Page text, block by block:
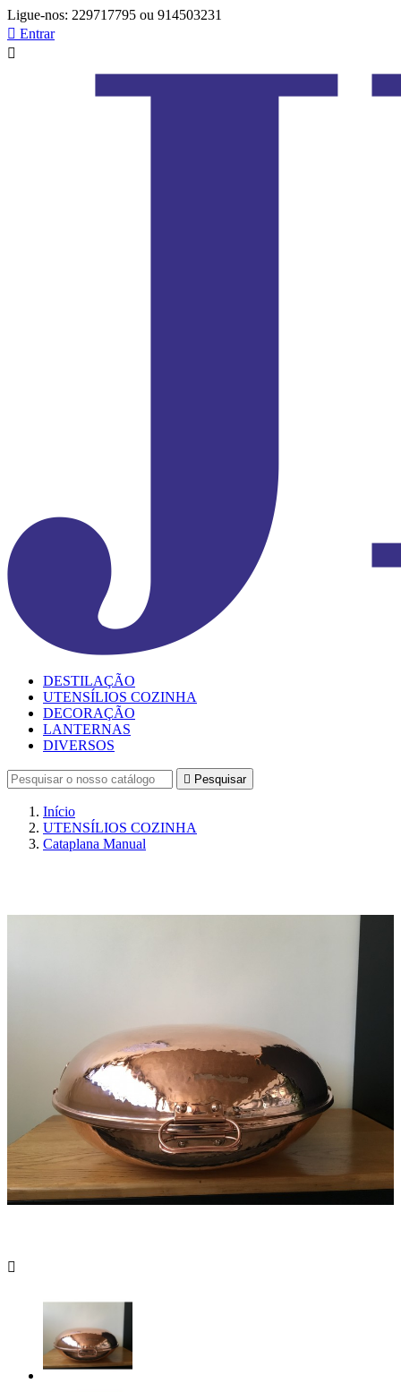
Ligue-nos: 229717795 ou 914503231
 Entrar

DESTILAÇÃO
UTENSÍLIOS COZINHA
DECORAÇÃO
LANTERNAS
DIVERSOS
 Pesquisar
Início
UTENSÍLIOS COZINHA
Cataplana Manual
